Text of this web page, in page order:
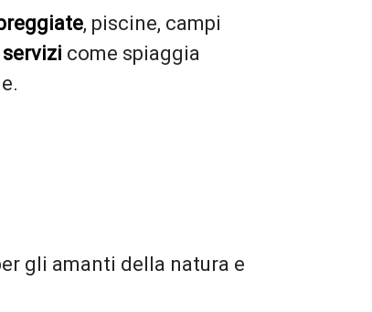
, piscine, campi
servizi come spiaggia
gli amanti della natura e